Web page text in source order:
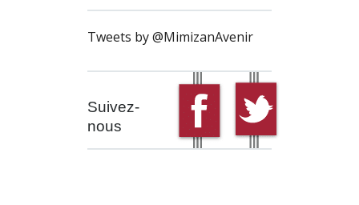
Tweets by @MimizanAvenir
Suivez-
nous